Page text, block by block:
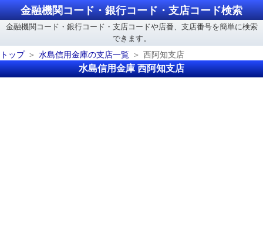
金融機関コード・銀行コード・支店コード検索
金融機関コード・銀行コード・支店コードや店番、支店番号を簡単に検索
できます。
トップ
水島信用金庫の支店一覧 西阿知支店
水島信用金庫 西阿知支店